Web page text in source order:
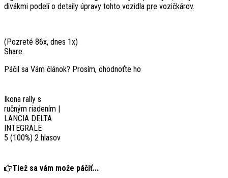
divákmi podelí o detaily úpravy tohto vozidla pre vozičkárov.
(Pozreté 86x, dnes 1x)
Share
Páčil sa Vám článok? Prosím, ohodnoťte ho
Ikona rally s
ručným riadením |
LANCIA DELTA
INTEGRALE
5 (100%) 2 hlasov
Tiež sa vám može páčiť...